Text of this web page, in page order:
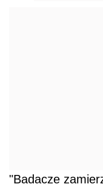
"Badacze